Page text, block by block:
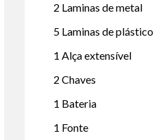
2 Laminas de metal
5 Laminas de plástico
1 Alça extensível
2 Chaves
1 Bateria
1 Fonte